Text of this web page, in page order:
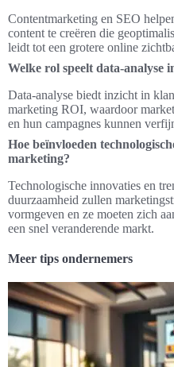
Contentmarketing en SEO
content te creëren die
leidt tot een grotere online
Welke rol speelt data-analyse
Data-analyse biedt inzicht in
marketing ROI, waardoor
en hun campagnes kunnen
Hoe beïnvloeden
marketing?
Technologische innovaties en
duurzaamheid zullen
vormgeven en ze moeten zich
een snel veranderende markt.
Meer tips ondernemers